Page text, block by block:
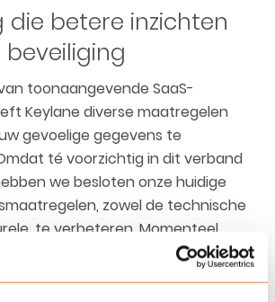
die betere inzichten
toonaangevende SaaS-
Keylane diverse maatregelen
gevoelige gegevens te
té voorzichtig in dit verband
we besloten onze huidige
zowel de technische
te verbeteren. Momenteel
die u alert maakt op belangrijke